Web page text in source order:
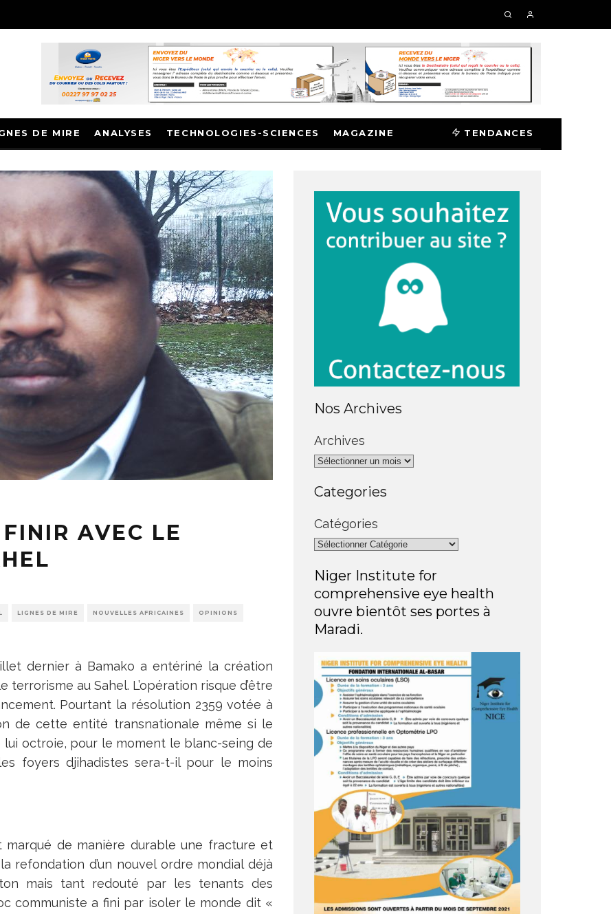
DE MIRE ANALYSES TECHNOLOGIES-SCIENCES MAGAZINE TENDANCES
AVEC LE
LIGNES DE MIRE NOUVELLES AFRICAINES OPINIONS
dernier à Bamako a entériné la création
au Sahel. L’opération risque d’être
Pourtant la résolution 2359 votée à
de cette entité transnationale même si le
octroie, pour le moment le blanc-seing de
foyers djihadistes sera-t-il pour le moins
de manière durable une fracture et
refondation d’un nouvel ordre mondial déjà
mais tant redouté par les tenants des
communiste a fini par isoler le monde dit «
Nos Archives
Archives
Categories
Catégories
Niger Institute for
comprehensive eye health
ouvre bientôt ses portes à
Maradi.